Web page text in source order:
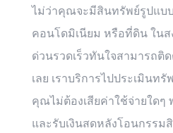
ไม่ว่าคุณจะมีสินทรัพย์รูปแบ
คอนโดมิเนียม หรือที่ดิน ในส
ด่วนรวดเร็วทันใจสามารถติด
เลย เราบริการไปประเมิน
คุณไม่ต้องเสียค่าใช้จ่ายใด
และรับเงินสดหลังโอนกรรม